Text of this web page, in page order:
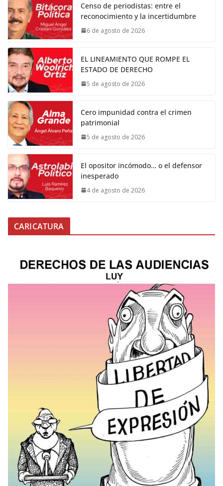
Censo de periodistas: entre el
reconocimiento y la incertidumbre
6 de agosto de 2026
EL LINEAMIENTO QUE ROMPE EL
ESTADO DE DERECHO
5 de agosto de 2026
Cero impunidad contra el crimen
patrimonial
5 de agosto de 2026
El opositor incómodo… o el defensor
inesperado
4 de agosto de 2026
CARICATURA